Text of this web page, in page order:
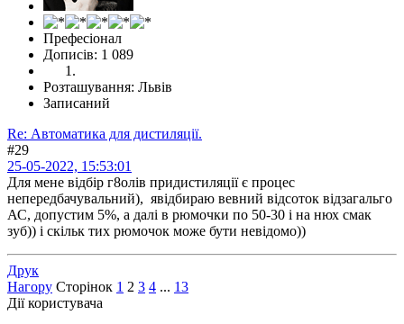
Префесіонал
Дописів: 1 089
Розташування: Львів
Записаний
Re: Автоматика для дистиляції.
#29
25-05-2022, 15:53:01
Для мене відбір г8олів придистиляції є процес
непередбачувальний), явідбираю вевний відсоток відзагальго
АС, допустим 5%, а далі в рюмочки по 50-30 і на нюх смак
зуб)) і скільк тих рюмочок може бути невідомо))
Друк
Нагору Сторінок 1 2 3 4 ... 13
Дії користувача